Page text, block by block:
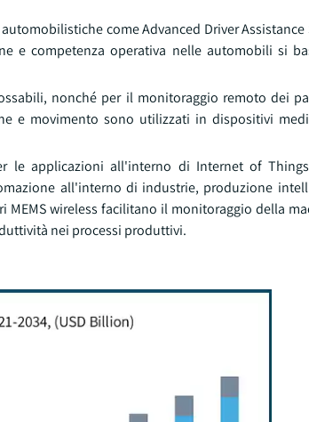
come Advanced Driver Assistance
e competenza operativa nelle automobili si
nonché per il monitoraggio remoto dei
e movimento sono utilizzati in dispositivi
le applicazioni all'interno di Internet of
all'interno di industrie, produzione
wireless facilitano il monitoraggio della
nei processi produttivi.